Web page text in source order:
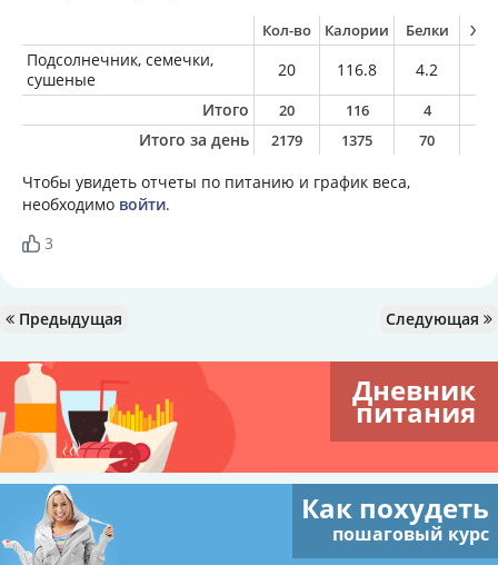
Кол-во Калории Белки
Подсолнечник, семечки,
сушеные
20 116.8 4.2
Итого
20 116 4
Итого за день 2179 1375 70
Чтобы увидеть отчеты по питанию и график веса,
необходимо войти.
3
Предыдущая Следующая
Дневник
питания
Как похудеть
пошаговый курс